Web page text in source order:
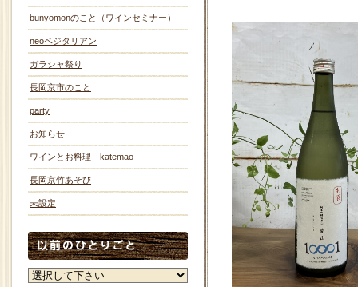
bunyomonのこと（ワインセミナー）
neoベジタリアン
ガラシャ祭り
長岡京市のこと
party
お知らせ
ワインとお料理 katemao
長岡京竹あそび
未設定